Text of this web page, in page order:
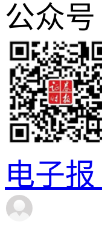
公众号
电子报